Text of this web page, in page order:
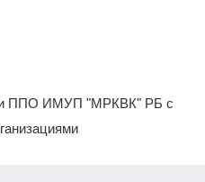
ППО ИМУП "МРКВК" РБ с